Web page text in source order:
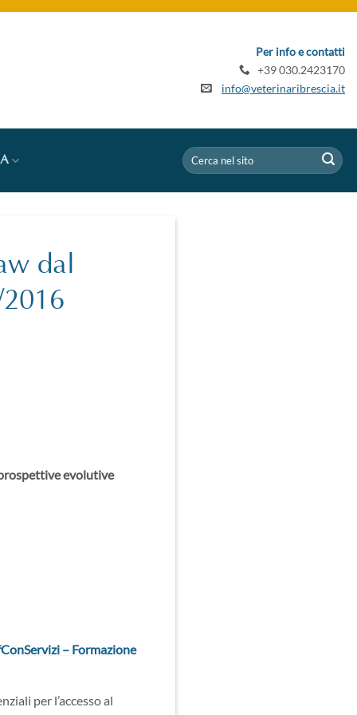
Per info e contatti
+39 030.2423170
info@veterinaribrescia.it
dal
evolutive
– Formazione
per l’accesso al